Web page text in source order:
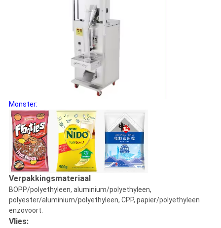
Monster:
Verpakkingsmateriaal
BOPP/polyethyleen, aluminium/polyethyleen,
polyester/aluminium/polyethyleen, CPP, papier/polyethyleen
enzovoort.
Vlies: